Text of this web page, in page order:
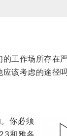
工作场所存在
该考虑的途径
你必须
和雅各